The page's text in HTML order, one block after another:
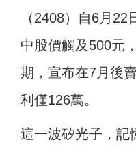
（2408）自6月
中股價觸及500元
期，宣布在7月後
利僅126萬。
這一波矽光子，記